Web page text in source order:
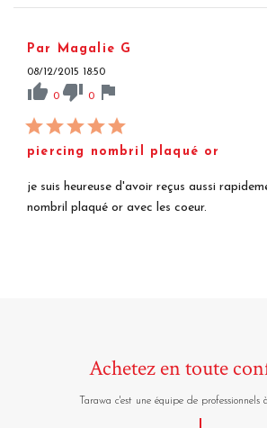
Par Magalie G
08/12/2015 18:50
thumb_up 0 thumb_down 0 flag
piercing nombril plaqué or
je suis heureuse d'avoir reçus aussi
nombril plaqué or avec les coeur.
Achetez en toute
Tarawa c'est une équipe de professionnels